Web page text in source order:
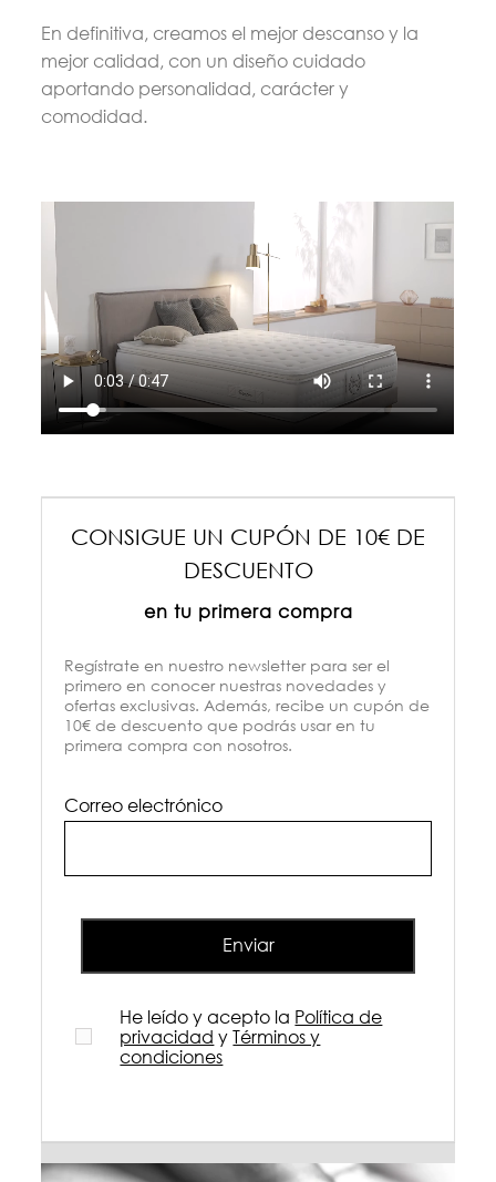
En definitiva, creamos el mejor descanso y la
mejor calidad, con un diseño cuidado
aportando personalidad, carácter y
comodidad.
CONSIGUE UN CUPÓN DE 10€ DE
DESCUENTO
en tu primera compra
Regístrate en nuestro newsletter para ser el
primero en conocer nuestras novedades y
ofertas exclusivas. Además, recibe un cupón de
10€ de descuento que podrás usar en tu
primera compra con nosotros.
Correo electrónico
Enviar
He leído y acepto la Política de
privacidad yTérminos y
condiciones